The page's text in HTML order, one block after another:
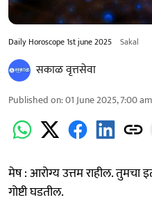
Daily Horoscope 1st june 2025 Sakal
सकाळ वृत्तसेवा
Published on:01 June 2025, 7:00 am
मेष : आरोग्य उत्तम राहील. तुमचा
गोष्टी घडतील.